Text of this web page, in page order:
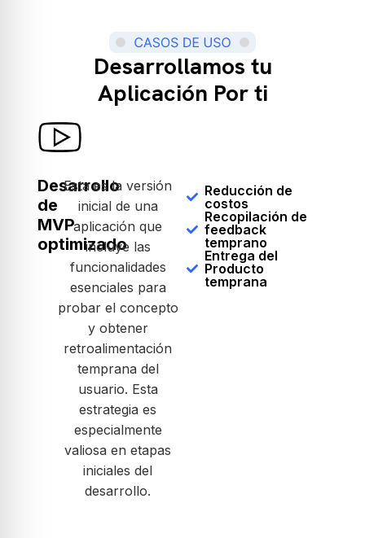
Desarrollamos tu
Aplicación Por ti
Desarrollo
de
MVP
optimizado
Esta es la versión
inicial de una
aplicación que
incluye las
funcionalidades
esenciales para
probar el concepto
y obtener
retroalimentación
temprana del
usuario. Esta
estrategia es
especialmente
valiosa en etapas
iniciales del
desarrollo.
Reducción de
costos
Recopilación de
feedback
temprano
Entrega del
Producto
temprana